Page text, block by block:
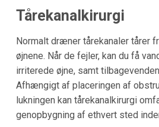
Tårekanalkirurgi
Normalt dræner tårekanaler tårer
øjnene. Når de fejler, kan du få
irriterede øjne, samt
Afhængigt af placeringen af
lukningen kan tårekanalkirurgi
genopbygning af ethvert sted